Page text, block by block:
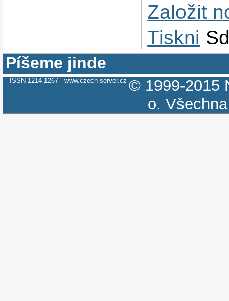
Založit
Tiskni
Píšeme jinde
ISSN 1214-1267 www.czech-server.cz © 1999-2015
o.